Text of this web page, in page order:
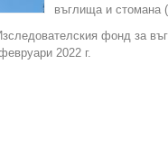
въглища и стомана
фонд за
2022 г.